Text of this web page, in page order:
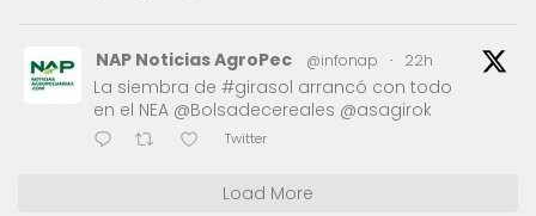
NAP Noticias AgroPec @infonap · 22h
La siembra de #girasol arrancó con todo
en el NEA @Bolsadecereales @asagirok
Twitter
Load More